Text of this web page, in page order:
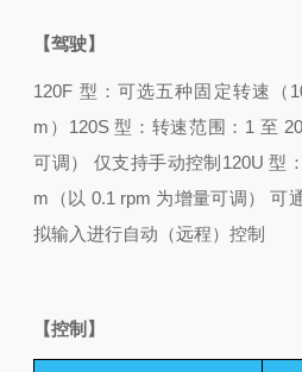
【驾驶】
120F 型：可选五种固定转速（
m） 120S 型：转速范围：1 至
可调） 仅支持手动控制 120U 型
m（以 0.1 rpm 为增量可调） 可
拟输入进行自动（远程）控制
【控制】